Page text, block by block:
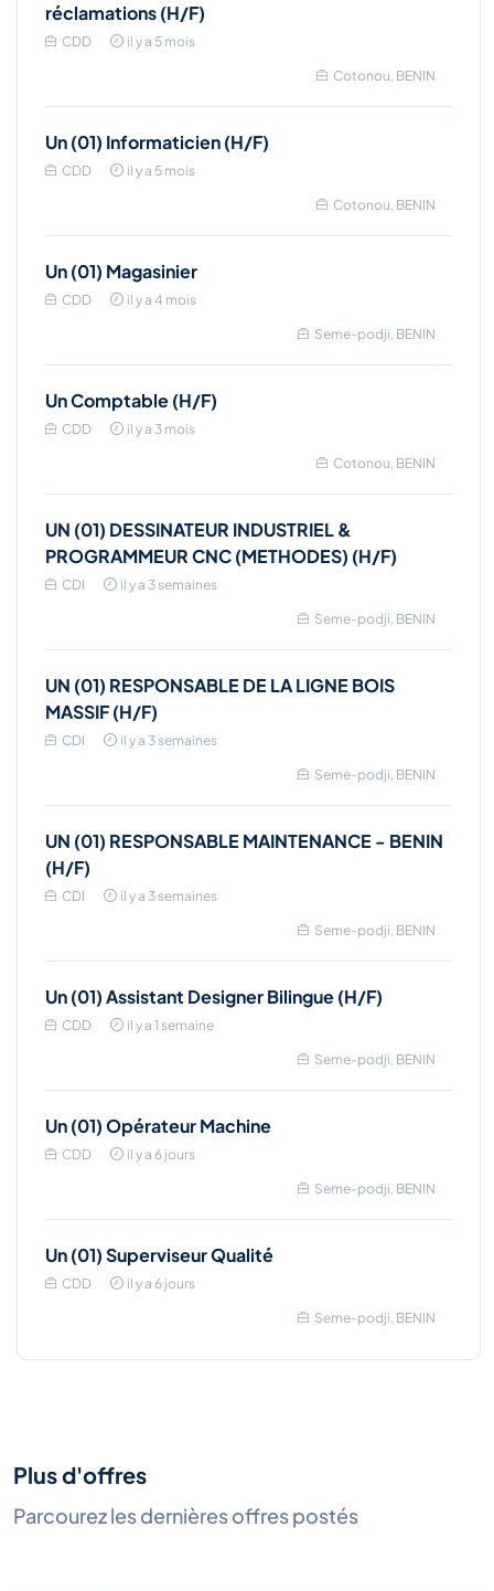
réclamations (H/F)
CDD il y a 5 mois
Cotonou, BENIN
Un (01) Informaticien (H/F)
CDD il y a 5 mois
Cotonou, BENIN
Un (01) Magasinier
CDD il y a 4 mois
Seme-podji, BENIN
Un Comptable (H/F)
CDD il y a 3 mois
Cotonou, BENIN
UN (01) DESSINATEUR INDUSTRIEL &
PROGRAMMEUR CNC (METHODES) (H/F)
CDI il y a 3 semaines
Seme-podji, BENIN
UN (01) RESPONSABLE DE LA LIGNE BOIS
MASSIF (H/F)
CDI il y a 3 semaines
Seme-podji, BENIN
UN (01) RESPONSABLE MAINTENANCE - BENIN
(H/F)
CDI il y a 3 semaines
Seme-podji, BENIN
Un (01) Assistant Designer Bilingue (H/F)
CDD il y a 1 semaine
Seme-podji, BENIN
Un (01) Opérateur Machine
CDD il y a 6 jours
Seme-podji, BENIN
Un (01) Superviseur Qualité
CDD il y a 6 jours
Seme-podji, BENIN
Plus d'offres
Parcourez les dernières offres postés